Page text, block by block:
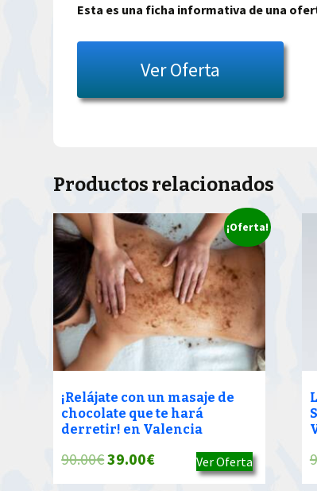
Esta es una ficha informativa de una
Ver Oferta
Productos relacionados
¡Oferta!
¡Relájate con un masaje de
chocolate que te hará
derretir! en Valencia
90.00€El
precio
39.00€El
precio
Ver Oferta